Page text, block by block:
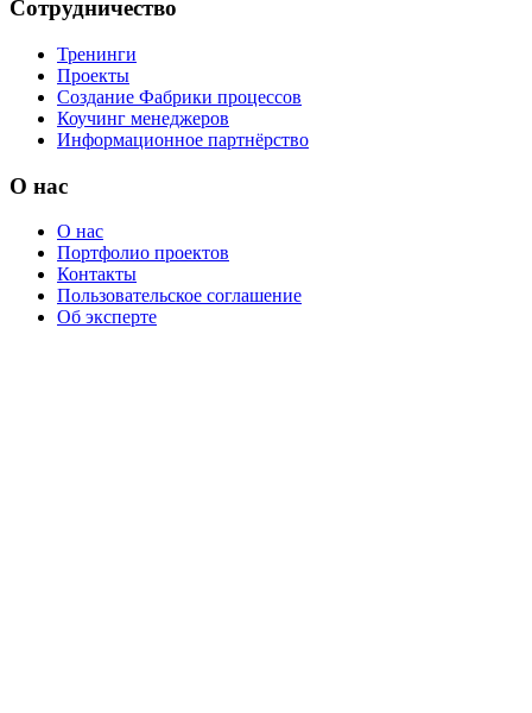
Сотрудничество
Тренинги
Проекты
Создание Фабрики процессов
Коучинг менеджеров
Информационное партнёрство
О нас
О нас
Портфолио проектов
Контакты
Пользовательское соглашение
Об эксперте